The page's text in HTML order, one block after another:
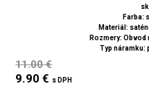
Farba:
Materiál:
Rozmery: Obvod
Typ náramku:
11.00 €
9.90 € s DPH